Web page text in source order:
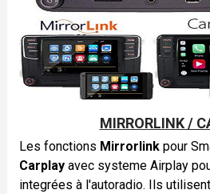
MIRRORLINK /
Les fonctions Mirrorlink pour
Carplay avec systeme Airplay
integrées à l'autoradio. Ils